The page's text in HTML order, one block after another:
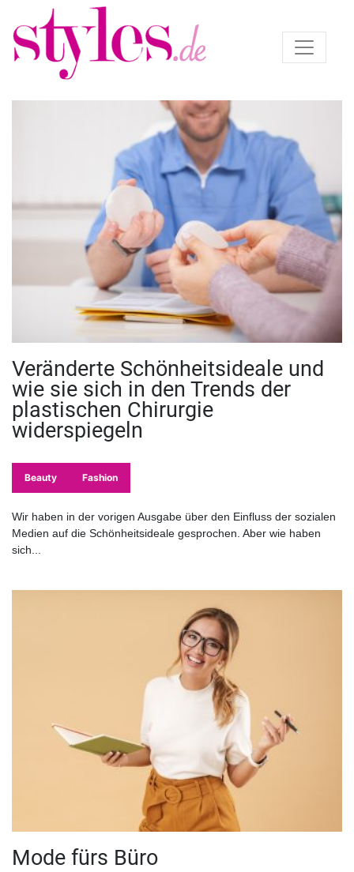
Veränderte Schönheitsideale und
wie sie sich in den Trends der
plastischen Chirurgie
widerspiegeln
Beauty Fashion
Wir haben in der vorigen Ausgabe über den Einfluss der sozialen
Medien auf die Schönheitsideale gesprochen. Aber wie haben
sich...
Mode fürs Büro